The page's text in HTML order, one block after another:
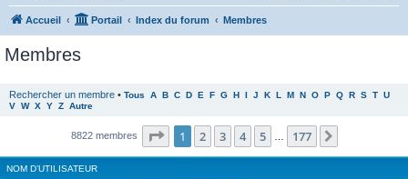
Accueil Portail Index du forum Membres
Membres
Rechercher un membre • Tous A B C D E F G H I J K L M N O P Q R S T U
V W X Y Z Autre
8822 membres Page 1sur177
1 2 3 4 5 177
NOM D’UTILISATEUR